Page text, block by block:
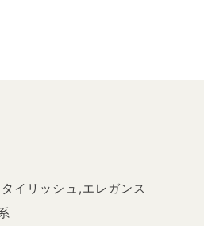
イリッシュ,エレガンス